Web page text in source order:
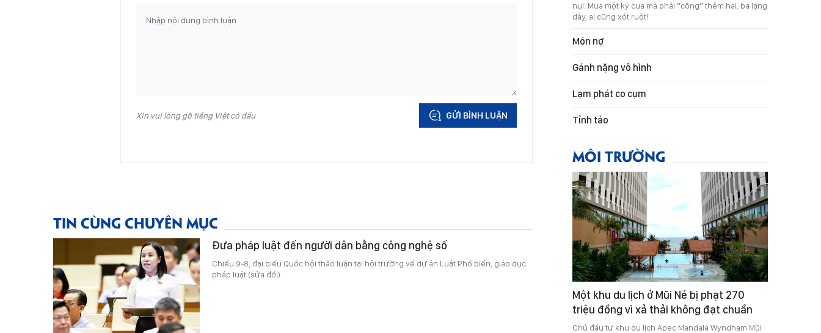
Xin vui lòng gõ tiếng Việt có dấu GỬI BÌNH LUẬN
TIN CÙNG CHUYÊN MỤC
Đưa pháp luật đến người dân bằng công nghệ số
Chiều 9-8, đại biểu Quốc hội thảo luận tại hội trường về dự án Luật Phổ biến, giáo dục
pháp luật (sửa đổi).
nụi. Mua một ký cua mà phải “cõng” thêm hai, ba lạng
dây, ai cũng xót ruột!
Món nợ
Gánh nặng vô hình
Lạm phát co cụm
Tỉnh táo
MÔI TRƯỜNG
Một khu du lịch ở Mũi Né bị phạt 270
triệu đồng vì xả thải không đạt chuẩn
Chủ đầu tư khu du lịch Apec Mandala Wyndham Mũi